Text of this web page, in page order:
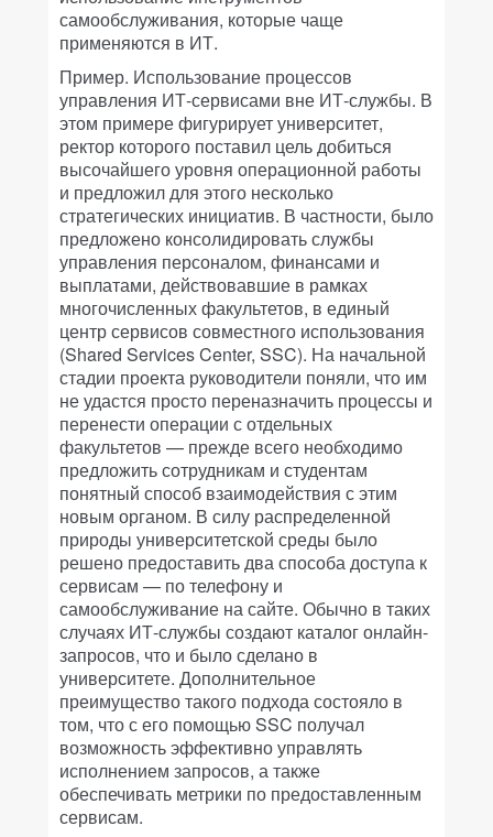
самообслуживания, которые чаще
применяются в ИТ.
Пример. Использование процессов
управления ИТ-сервисами вне ИТ-службы. В
этом примере фигурирует университет,
ректор которого поставил цель добиться
высочайшего уровня операционной работы
и предложил для этого несколько
стратегических инициатив. В частности, было
предложено консолидировать службы
управления персоналом, финансами и
выплатами, действовавшие в рамках
многочисленных факультетов, в единый
центр сервисов совместного использования
(Shared Services Center, SSC). На начальной
стадии проекта руководители поняли, что им
не удастся просто переназначить процессы и
перенести операции с отдельных
факультетов — прежде всего необходимо
предложить сотрудникам и студентам
понятный способ взаимодействия с этим
новым органом. В силу распределенной
природы университетской среды было
решено предоставить два способа доступа к
сервисам — по телефону и
самообслуживание на сайте. Обычно в таких
случаях ИТ-службы создают каталог онлайн-
запросов, что и было сделано в
университете. Дополнительное
преимущество такого подхода состояло в
том, что с его помощью SSC получал
возможность эффективно управлять
исполнением запросов, а также
обеспечивать метрики по предоставленным
сервисам.